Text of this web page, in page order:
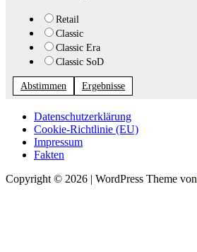
Retail
Classic
Classic Era
Classic SoD
Abstimmen Ergebnisse
Datenschutzerklärung
Cookie-Richtlinie (EU)
Impressum
Fakten
Copyright © 2026 | WordPress Theme von